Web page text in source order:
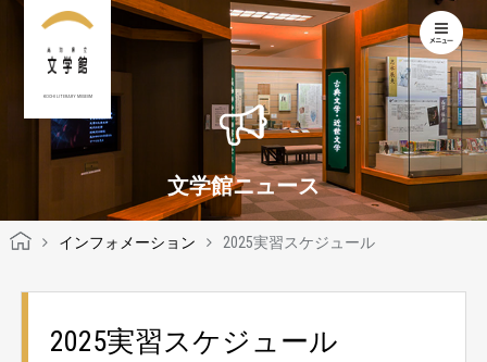
KOCHI LITERARY MUSEUM
文学館ニュース
インフォメーション 2025実習スケジュール
2025実習スケジュール